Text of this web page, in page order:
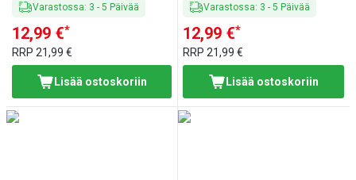
Varastossa: 3 - 5 Päivää
12,99 €*
RRP 21,99 €
Lisää ostoskoriin
Varastossa: 3 -5 Päivää
12,99 €*
RRP21,99 €
Lisää ostoskoriin